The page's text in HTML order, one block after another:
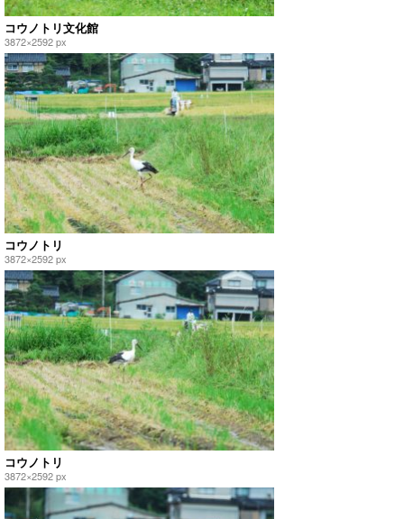
コウノトリ文化館
3872×2592 px
コウノトリ
3872×2592 px
コウノトリ
3872×2592 px